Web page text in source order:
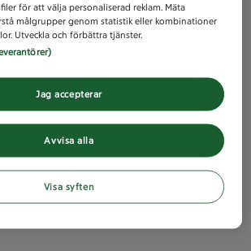
för att välja personaliserad reklam. Mäta
målgrupper genom statistik eller kombinationer
Utveckla och förbättra tjänster.
Avvisa alla
Jag accepterar
Visa syften